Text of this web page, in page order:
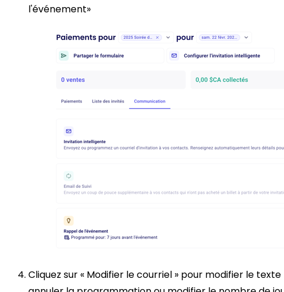
l'événement»
Cliquez sur « Modifier le courriel » pour modifier le